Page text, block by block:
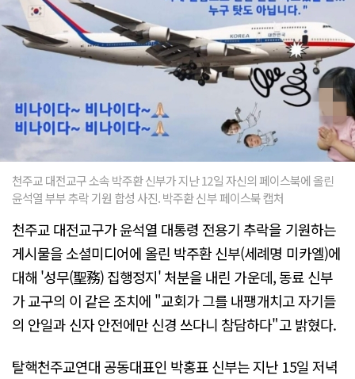
천주교 대전교구 소속 박주환 신부가 지난 12일 자신의 페이스북에 올린
윤석열 부부 추락 기원 합성 사진. 박주환 신부 페이스북 캡처
천주교 대전교구가 윤석열 대통령 전용기 추락을 기원하는
게시물을 소셜미디어에 올린 박주환 신부(세례명 미카엘)에
대해 '성무(聖務) 집행정지' 처분을 내린 가운데, 동료 신부
가 교구의 이 같은 조치에 "교회가 그를 내팽개치고 자기들
의 안일과 신자 안전에만 신경 쓰다니 참담하다"고 밝혔다.
탈핵천주교연대 공동대표인 박홍표 신부는 지난 15일 저녁